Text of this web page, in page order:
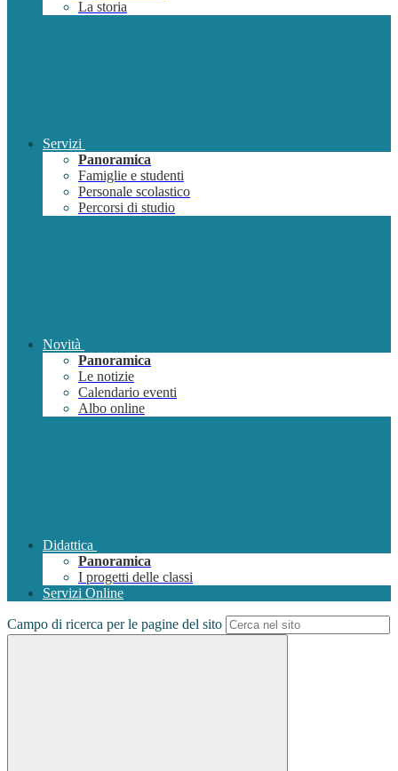
La storia
Servizi
Panoramica
Famiglie e studenti
Personale scolastico
Percorsi di studio
Novità
Panoramica
Le notizie
Calendario eventi
Albo online
Didattica
Panoramica
I progetti delle classi
Servizi Online
Campo di ricerca per le pagine del sito